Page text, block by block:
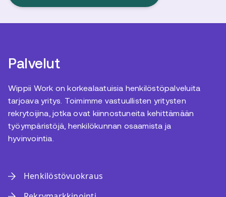
Palvelut
Wippii Work on korkealaatuisia henkilöstöpalveluita
tarjoava yritys. Toimimme vastuullisten yritysten
rekrytoijina, jotka ovat kiinnostuneita kehittämään
työympäristöjä, henkilökunnan osaamista ja
hyvinvointia.
Henkilöstövuokraus